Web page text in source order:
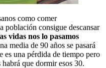
como comer
población consigue descansar
vidas nos lo pasamos
media de 90 años se pasará
es una pérdida de tiempo pero
que dormir esos 30.